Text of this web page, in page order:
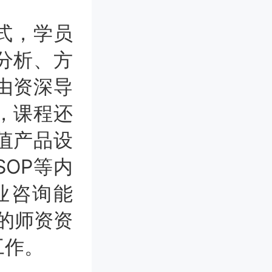
，学员
析、方
资深导
课程还
产品设
等内
咨询能
师资资
。